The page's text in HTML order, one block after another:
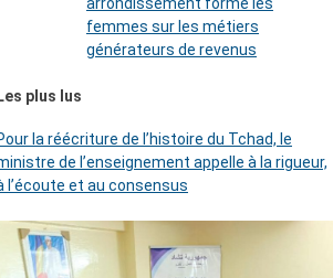
femmes sur les métiers
générateurs de revenus
plus lus
la réécriture de l’histoire du Tchad, le
de l’enseignement appelle à la rigueur,
l’écoute et au consensus